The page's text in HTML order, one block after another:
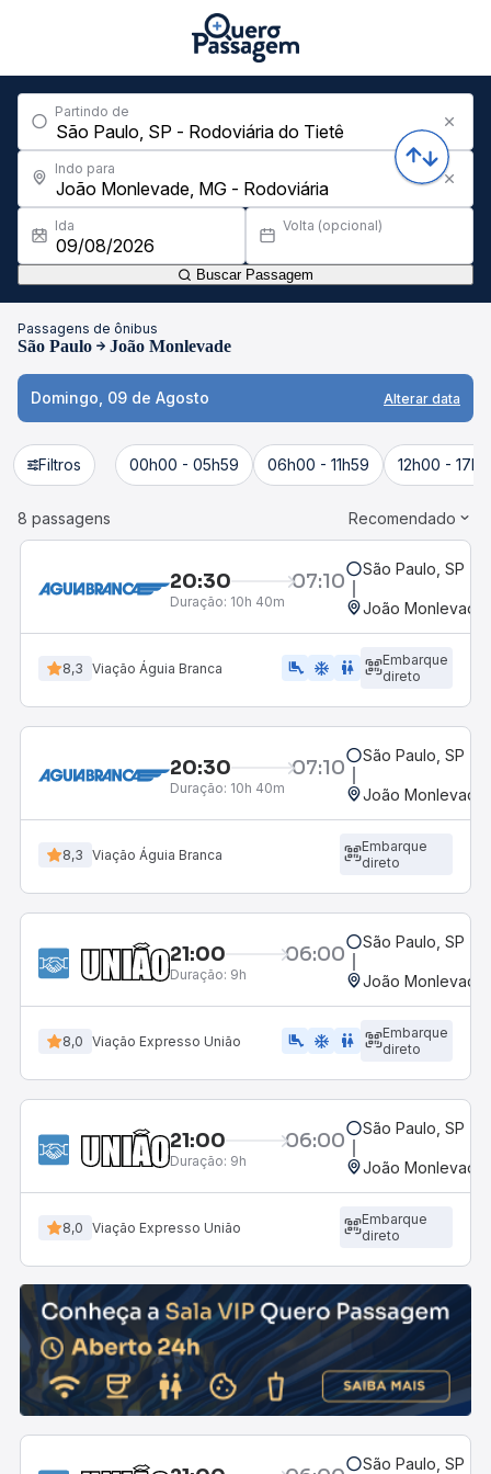
Partindo de
Indo para
Ida Volta (opcional)
Buscar Passagem
Passagens de ônibus
São Paulo João Monlevade
Domingo, 09 de Agosto Alterar data
Filtros 00h00 - 05h59 06h00 - 11h59 12h00 -
8 passagens Recomendado
20:30 07:10
Duração: 10h 40m
São Paulo, SP -
João
8,3 Viação Águia Branca airline_seat_legroom_extra ac_unit wc
Embarque
direto
20:30 07:10
Duração: 10h 40m
São Paulo, SP -
João
8,3 Viação Águia Branca
Embarque
direto
21:00 06:00
Duração: 9h
São Paulo, SP -
João
8,0 Viação Expresso União airline_seat_legroom_extra ac_unit WC
Embarque
direto
21:00 06:00
Duração: 9h
São Paulo, SP -
João
8,0 Viação Expresso União
Embarque
direto
São Paulo, SP -